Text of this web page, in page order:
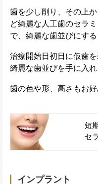
歯を少し削り、その上
ど綺麗な人工歯のセラ
で、綺麗な歯並びにする
治療開始日初日に仮歯
綺麗な歯並びを手に入れ
歯の色や形、高さもお
短
セ
インプラント